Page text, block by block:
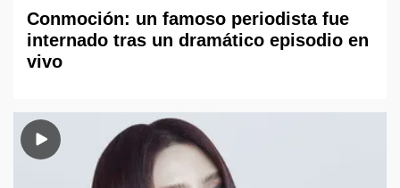
Conmoción: un famoso periodista fue
internado tras un dramático episodio en
vivo